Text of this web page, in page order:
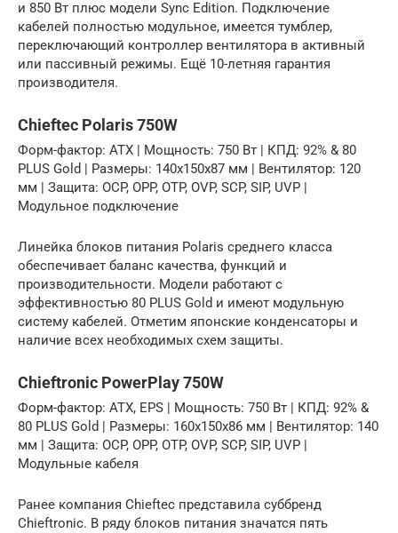
и 850 Вт плюс модели Sync Edition. Подключение
кабелей полностью модульное, имеется тумблер,
переключающий контроллер вентилятора в активный
или пассивный режимы. Ещё 10-летняя гарантия
производителя.
Chieftec Polaris 750W
Форм-фактор: ATX | Мощность: 750 Вт | КПД: 92% & 80
PLUS Gold | Размеры: 140х150х87 мм | Вентилятор: 120
мм | Защита: OCP, OPP, OTP, OVP, SCP, SIP, UVP |
Модульное подключение
Линейка блоков питания Polaris среднего класса
обеспечивает баланс качества, функций и
производительности. Модели работают с
эффективностью 80 PLUS Gold и имеют модульную
систему кабелей. Отметим японские конденсаторы и
наличие всех необходимых схем защиты.
Chieftronic PowerPlay 750W
Форм-фактор: ATX, EPS | Мощность: 750 Вт | КПД: 92% &
80 PLUS Gold | Размеры: 160х150х86 мм | Вентилятор: 140
мм | Защита: OCP, OPP, OTP, OVP, SCP, SIP, UVP |
Модульные кабеля
Ранее компания Chieftec представила суббренд
Chieftronic. В ряду блоков питания значатся пять